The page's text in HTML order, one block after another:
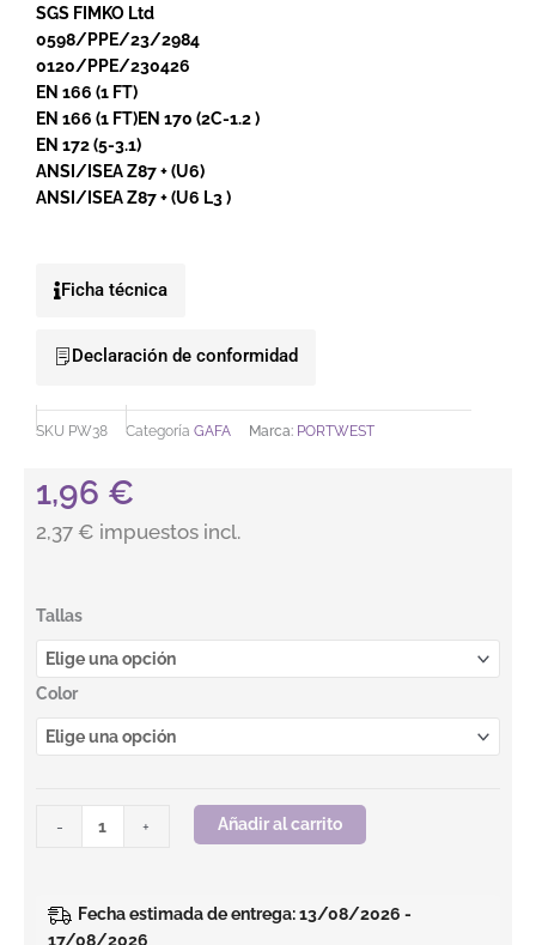
SGS FIMKO Ltd
0598/PPE/23/2984
0120/PPE/230426
EN 166 (1 FT)
EN 166 (1 FT)EN 170 (2C-1.2 )
EN 172 (5-3.1)
ANSI/ISEA Z87 + (U6)
ANSI/ISEA Z87 + (U6 L3 )
Ficha técnica
Declaración de conformidad
SKU PW38 Categoría GAFA Marca: PORTWEST
1,96 €
2,37 € impuestos incl.
Tallas
Color
-
Gafa Pan View.PORTWEST cantidad
+ Añadir al carrito
Fecha estimada de entrega: 13/08/2026 -
17/08/2026